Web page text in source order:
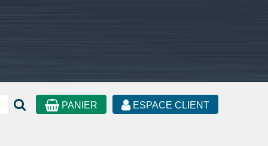
PANIER ESPACE CLIENT